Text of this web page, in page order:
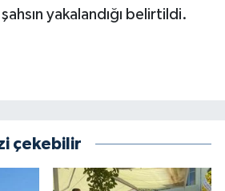
yakalandığı belirtildi.
çekebilir